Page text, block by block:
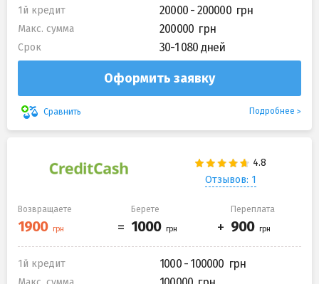
1й кредит 20000 - 200000
Макс. сумма 200000
Срок 30-1 080 дней
Оформить заявку
Сравнить Подробнее
Отзывов: 1
Возвращаете Берете Переплата
1й кредит 1000 - 100000